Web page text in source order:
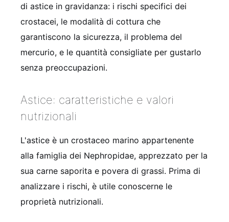
di astice in gravidanza: i rischi specifici dei
crostacei, le modalità di cottura che
garantiscono la sicurezza, il problema del
mercurio, e le quantità consigliate per gustarlo
senza preoccupazioni.
Astice: caratteristiche e valori
nutrizionali
L'astice è un crostaceo marino appartenente
alla famiglia dei Nephropidae, apprezzato per la
sua carne saporita e povera di grassi. Prima di
analizzare i rischi, è utile conoscerne le
proprietà nutrizionali.